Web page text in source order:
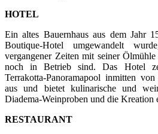
HOTEL
Ein altes Bauernhaus aus dem Jahr
Boutique-Hotel umgewandelt
vergangener Zeiten mit seiner
noch in Betrieb sind. Das Hotel
Terrakotta-Panoramapool inmitten
aus und bietet kulinarische und
Diadema-Weinproben und die Kreation
RESTAURANT